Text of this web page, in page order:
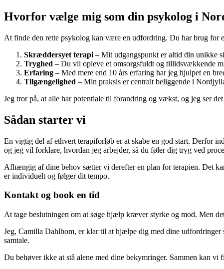
Hvorfor vælge mig som din psykolog i
At finde den rette psykolog kan være en udfordring. Du har brug for
Skræddersyet terapi – Mit udgangspunkt er altid din unikke
Tryghed – Du vil opleve et omsorgsfuldt og tillidsvækkende
Erfaring – Med mere end 10 års erfaring har jeg hjulpet en
Tilgængelighed – Min praksis er centralt beliggende i
Jeg tror på, at alle har potentiale til forandring og vækst, og jeg ser
Sådan starter vi
En vigtig del af ethvert terapiforløb er at skabe en god start. Derfor
og jeg vil forklare, hvordan jeg arbejder, så du føler dig tryg ved
Afhængig af dine behov sætter vi derefter en plan for terapien. Det
er individuelt og følger dit tempo.
Kontakt og book en tid
At tage beslutningen om at søge hjælp kræver styrke og mod. Men
Jeg, Camilla Dahlbom, er klar til at hjælpe dig med dine
samtale.
Du behøver ikke at stå alene med dine bekymringer. Sammen kan